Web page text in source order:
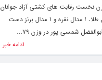
پنج وزن نخست رقابت های کشتی آزاد جوانان
قهرمانی آسیا امروز (شنبه) در شهر بیشکک قرقیزستان برگزار شد و در پایان نمایندگان کشورمان به ۲ مدال طلا، ۱ مدال نقره و ۱ مدال برنز دست
ادامه خبر